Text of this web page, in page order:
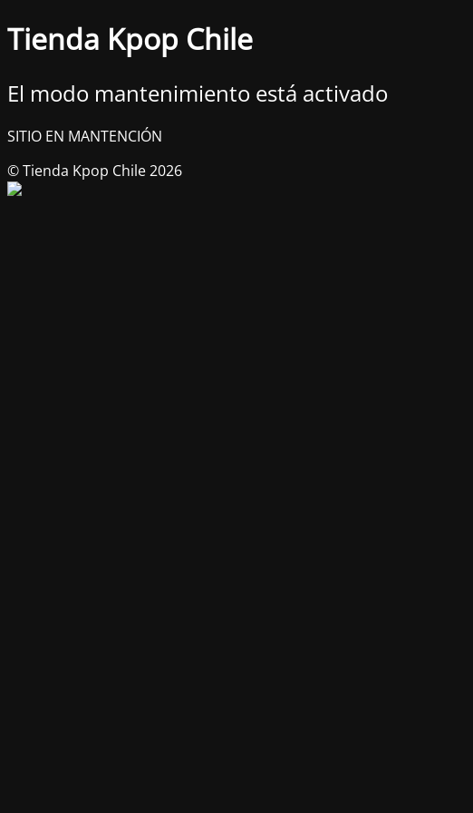
Tienda Kpop Chile
El modo mantenimiento está activado
SITIO EN MANTENCIÓN
© Tienda Kpop Chile 2026